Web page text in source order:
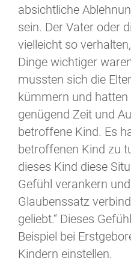
absichtliche
sein. Der Vater oder
vielleicht so
Dinge wichtiger
mussten sich die
kümmern und
genügend Zeit und
betroffene Kind. Es
betroffenen Kind zu
dieses Kind diese
Gefühl verankern
Glaubenssatz
geliebt.“ Dieses
Beispiel bei
Kindern einstellen.